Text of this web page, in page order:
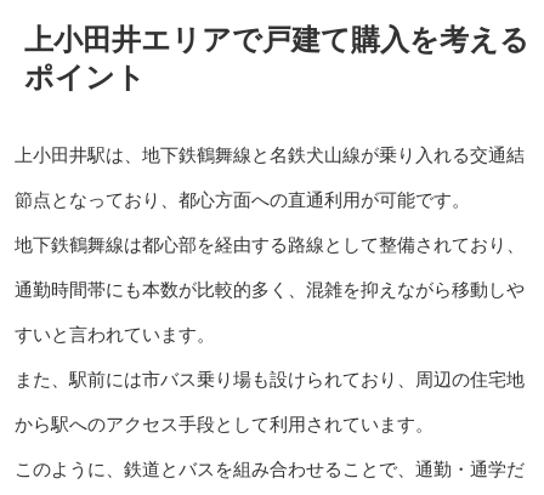
上小田井エリアで戸建て購入を考える
ポイント
上小田井駅は、地下鉄鶴舞線と名鉄犬山線が乗り入れる交通結
節点となっており、都心方面への直通利用が可能です。
地下鉄鶴舞線は都心部を経由する路線として整備されており、
通勤時間帯にも本数が比較的多く、混雑を抑えながら移動しや
すいと言われています。
また、駅前には市バス乗り場も設けられており、周辺の住宅地
から駅へのアクセス手段として利用されています。
このように、鉄道とバスを組み合わせることで、通勤・通学だ